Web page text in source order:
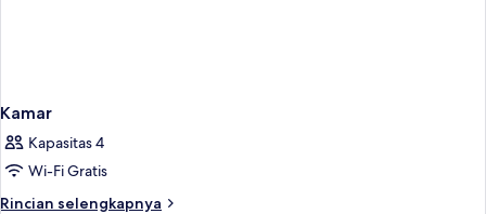
Kamar
Kapasitas 4
Wi-Fi Gratis
Rincian selengkapnya
Rincian